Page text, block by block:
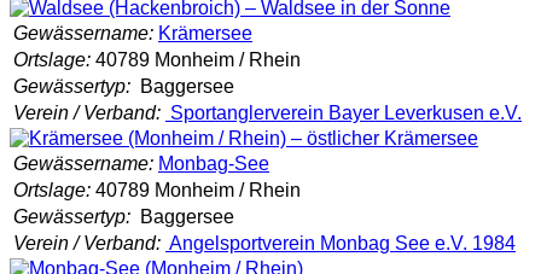
Gewässername: Krämersee
Ortslage: 40789 Monheim / Rhein
Gewässertyp: Baggersee
Verein / Verband: Sportanglerverein Bayer Leverkusen e.V.
Gewässername: Monbag-See
Ortslage: 40789 Monheim / Rhein
Gewässertyp: Baggersee
Verein / Verband: Angelsportverein Monbag See e.V. 1984